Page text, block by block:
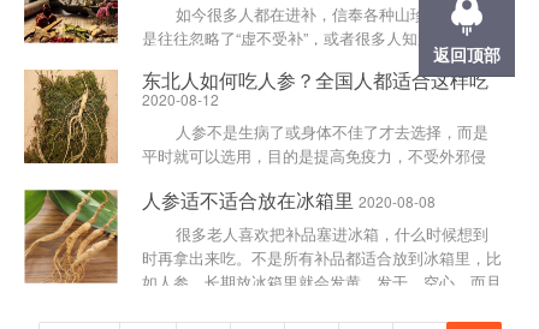
如今很多人都在进补，信奉各种山珍海味，但
是往往忽略了“虚不受补”，或者很多人知道这个概
东北人如何吃人参？全国人都适合这样吃
2020-08-12
人参不是生病了或身体不佳了才去选择，而是
平时就可以选用，目的是提高免疫力，不受外邪侵
证“有病治病，无病......
人参适不适合放在冰箱里 2020-08-08
很多老人喜欢把补品塞进冰箱，什么时候想到
时再拿出来吃。不是所有补品都适合放到冰箱里，比
如人参，长期放冰箱里就会发黄、发干、空心，而且
返回顶部